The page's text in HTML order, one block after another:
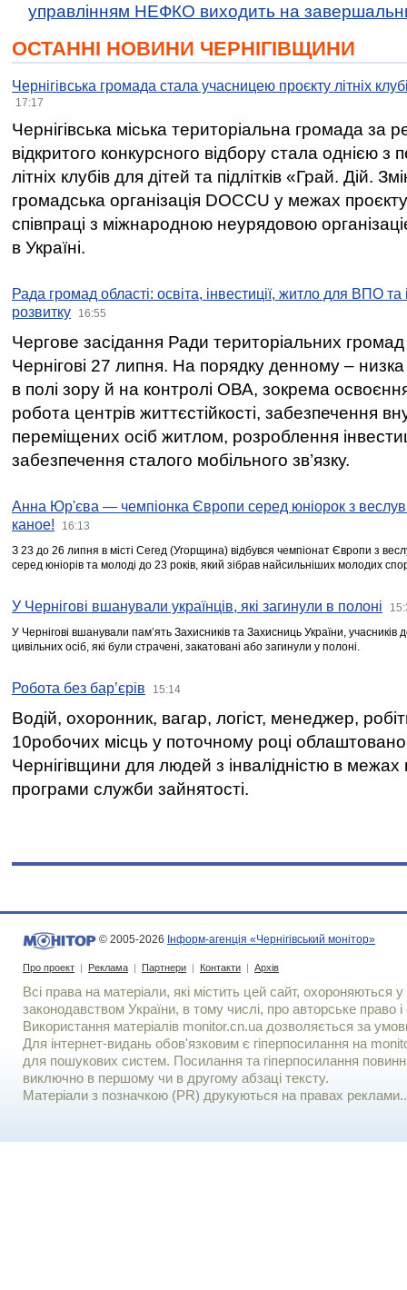
управлінням НЕФКО виходить на
ОСТАННІ НОВИНИ ЧЕРНІГІВЩИНИ
Чернігівська громада стала учасницею проєкту літніх
17:17
Чернігівська міська територіальна громада за
відкритого конкурсного відбору стала однією
літніх клубів для дітей та підлітків «Грай. Дій.
громадська організація DOCCU у межах
співпраці з міжнародною неурядовою
в Україні.
Рада громад області: освіта, інвестиції, житло для ВПО
розвитку
16:55
Чергове засідання Ради територіальних громад
Чернігові 27 липня. На порядку денному –
в полі зору й на контролі ОВА, зокрема освоєння
робота центрів життєстійкості, забезпечення
переміщених осіб житлом, розроблення
забезпечення сталого мобільного зв’язку.
Анна Юр'єва — чемпіонка Європи серед юніорок з
каное!
16:13
З 23 до 26 липня в місті Сегед (Угорщина) відбувся чемпіонат Європи з
серед юніорів та молоді до 23 років, який зібрав найсильніших молодих
У Чернігові вшанували українців, які загинули в полоні
У Чернігові вшанували пам’ять Захисників та Захисниць України,
цивільних осіб, які були страчені, закатовані або загинули у полоні.
Робота без бар’єрів 15:14
Водій, охоронник, вагар, логіст, менеджер,
10робочих місць у поточному році
Чернігівщини для людей з інвалідністю в межах
програми служби зайнятості.
© 2005-2026 Інформ-агенція «Чернігівський монітор»
Про проект | Реклама | Партнери | Контакти | Архів
Всі права на матеріали, які містить цей сайт, охороняються у
законодавством України, в тому числі, про авторське право і
Використання матерiалiв monitor.cn.ua дозволяється за
Для iнтернет-видань обов'язковим є гiперпосилання на
для пошукових систем. Посилання та гіперпосилання
виключно в першому чи в другому абзаці тексту.
Матеріали з позначкою (PR) друкуються на правах реклами..